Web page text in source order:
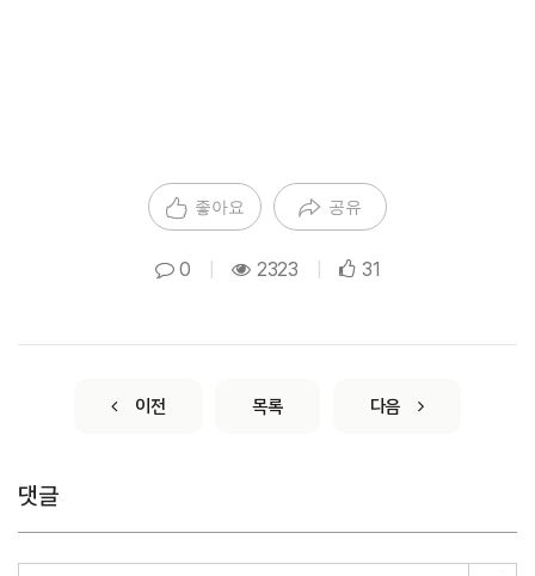
좋아요 공유
0 2323 31
이전 목록 다음
댓글